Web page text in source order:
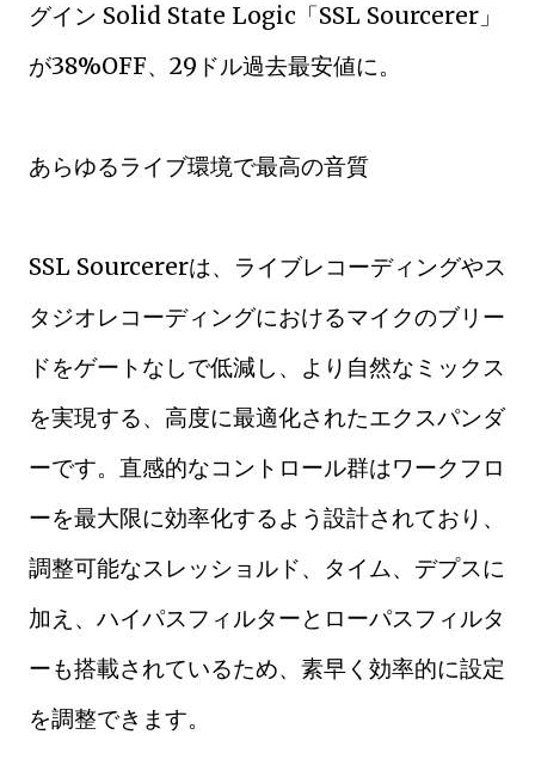
グイン Solid State Logic「SSL Sourcerer」
が38%OFF、29ドル過去最安値に。
あらゆるライブ環境で最高の音質
SSL Sourcererは、ライブレコーディングやス
タジオレコーディングにおけるマイクのブリー
ドをゲートなしで低減し、より自然なミックス
を実現する、高度に最適化されたエクスパンダ
ーです。直感的なコントロール群はワークフロ
ーを最大限に効率化するよう設計されており、
調整可能なスレッショルド、タイム、デプスに
加え、ハイパスフィルターとローパスフィルタ
ーも搭載されているため、素早く効率的に設定
を調整できます。